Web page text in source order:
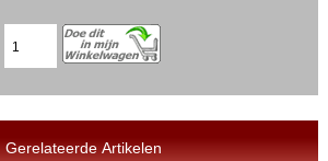
Gerelateerde Artikelen